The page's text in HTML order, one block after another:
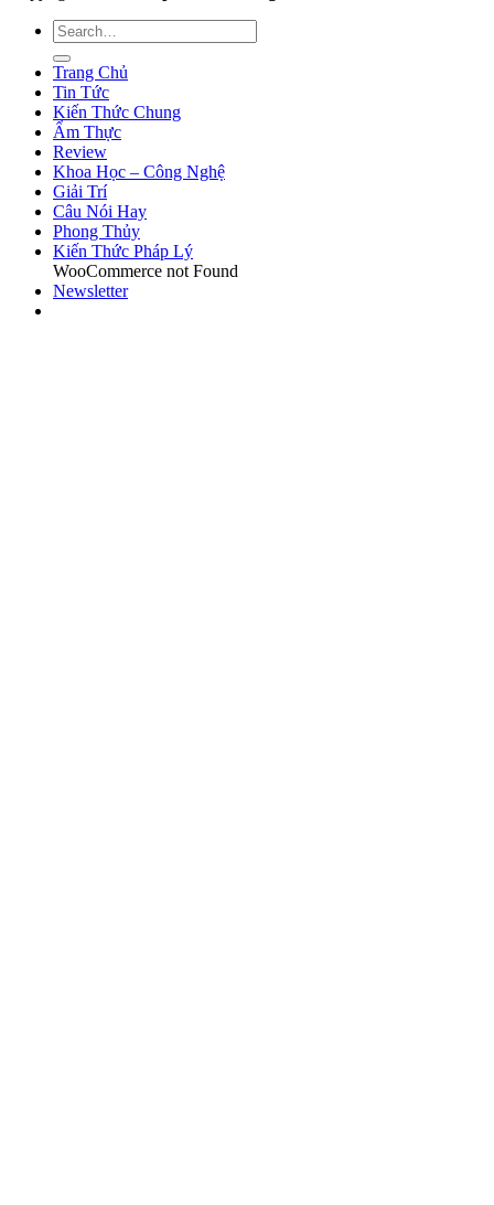
Trang Chủ
Tin Tức
Kiến Thức Chung
Ẩm Thực
Review
Khoa Học – Công Nghệ
Giải Trí
Câu Nói Hay
Phong Thủy
Kiến Thức Pháp Lý
WooCommerce not Found
Newsletter